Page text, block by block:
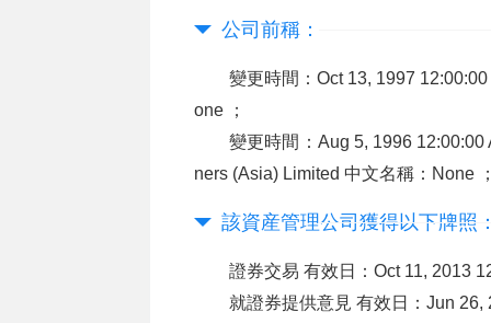
公司前稱：
變更時間：Oct 13, 1997
one ；
變更時間：Aug 5, 1996
ners (Asia) Limited 中文名稱：None
該資産管理公司獲得以下牌照
證券交易 有效日：Oct 11, 2013
就證券提供意見 有效日：Jun